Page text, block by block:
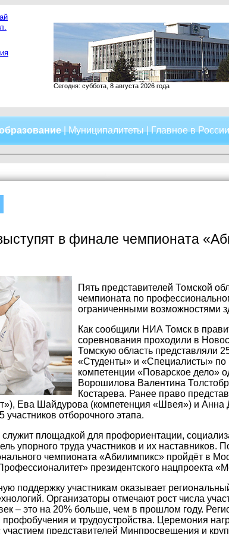
Сегодня: суббота, 8 августа 2026 года
|Муниципалитеты|Главное в России
в финале чемпионата
Пять представителей Томской
чемпионата по
ограниченными возможностями
Как сообщили НИА Томск в
соревнования проходили в
Томскую область представляли
«Студенты» и «Специалисты»
компетенции «Поварское
Ворошилова Валентина
Костарева. Ранее право
Ева Шайдурова (компетенция «Швея») и Анна
отборочного этапа.
площадкой для профориентации,
упорного труда участников и их наставников.
чемпионата «Абилимпикс» пройдёт в
президентского нацпроекта
поддержку участникам оказывает
Организаторы отмечают рост числа
– это на 20% больше, чем в прошлом году.
и трудоустройства. Церемония
представителей Минпросвещения и